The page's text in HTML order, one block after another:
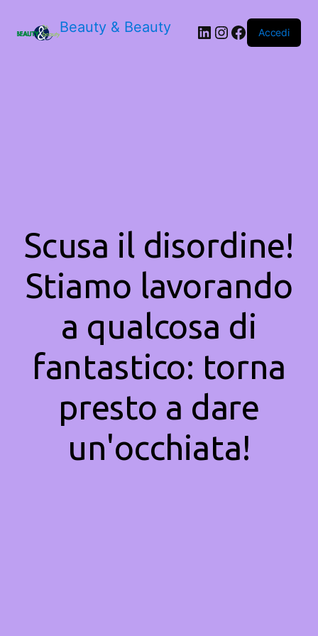
Beauty & Beauty LinkedIn
Instagram
Facebook
Accedi
Scusa il disordine!
Stiamo lavorando
a qualcosa di
fantastico: torna
presto a dare
un'occhiata!